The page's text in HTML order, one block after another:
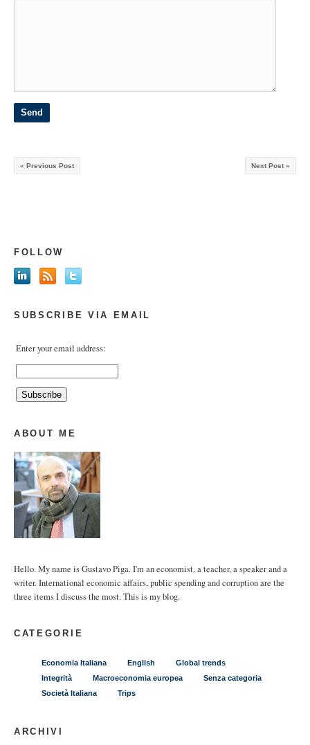
Next Post »
« Previous Post
FOLLOW
SUBSCRIBE VIA EMAIL
Enter your email address:
ABOUT ME
Hello. My name is Gustavo Piga. I'm an economist, a teacher, a speaker and a
writer. International economic affairs, public spending and corruption are the
three items I discuss the most. This is my blog.
CATEGORIE
Economia Italiana English
Global trends
Integrità
Macroeconomia europea
Senza categoria
Società Italiana
Trips
ARCHIVI